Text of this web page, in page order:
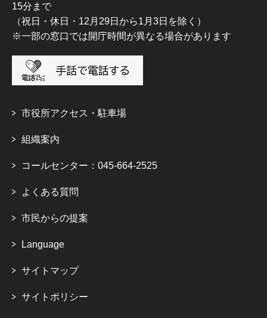
15分まで
（祝日・休日・12月29日から1月3日を除く）
※一部の窓口では開庁時間が異なる場合があります
市役所アクセス・駐車場
組織案内
コールセンター：045-664-2525
よくある質問
市民からの提案
Language
サイトマップ
サイトポリシー